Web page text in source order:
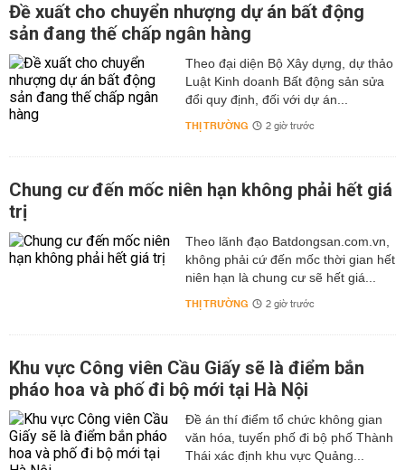
Đề xuất cho chuyển nhượng dự án bất động
sản đang thế chấp ngân hàng
Theo đại diện Bộ Xây dựng, dự thảo
Luật Kinh doanh Bất động sản sửa
đổi quy định, đối với dự án...
THỊ TRƯỜNG 2 giờ trước
Chung cư đến mốc niên hạn không phải hết giá
trị
Theo lãnh đạo Batdongsan.com.vn,
không phải cứ đến mốc thời gian hết
niên hạn là chung cư sẽ hết giá...
THỊ TRƯỜNG 2 giờ trước
Khu vực Công viên Cầu Giấy sẽ là điểm bắn
pháo hoa và phố đi bộ mới tại Hà Nội
Đề án thí điểm tổ chức không gian
văn hóa, tuyến phố đi bộ phố Thành
Thái xác định khu vực Quảng...